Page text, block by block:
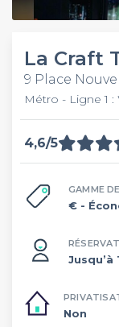
La Craft
9 Place
Métro - Ligne 1
4,6/5
GAMME
€ -
Jusqu’à
Non